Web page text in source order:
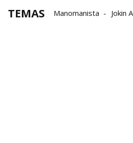
TEMAS Manomanista
Jokin